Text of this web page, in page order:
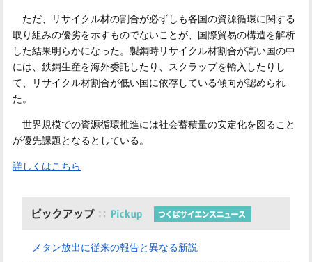
ただ、リサイクル材の割合が必ずしも各国の資源循環に関する
取り組みの優劣を示すものでないことが、国際貿易の構造を解析
した結果明らかになった。製鋼時リサイクル材割合が高い国の中
には、鉄鋼生産を海外委託したり、スクラップを輸入したりし
て、リサイクル材割合が低い国に依存している傾向が認められ
た。
世界規模での資源循環推進には社会蓄積量の安定化を図ること
が優先課題となるとしている。
詳しくはこちら
メタン放出に従来の報告と異なる新説